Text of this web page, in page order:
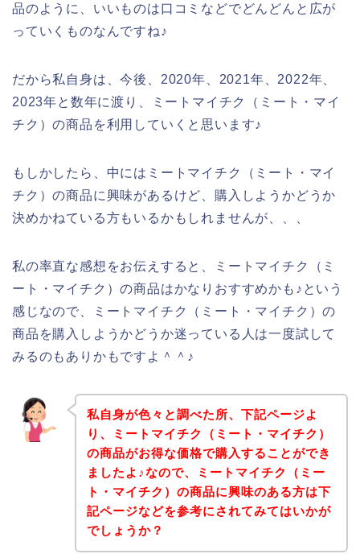
品のように、いいものは口コミなどでどんどんと広が
っていくものなんですね♪
だから私自身は、今後、2020年、2021年、2022年、
2023年と数年に渡り、ミートマイチク（ミート・マイ
チク）の商品を利用していくと思います♪
もしかしたら、中にはミートマイチク（ミート・マイ
チク）の商品に興味があるけど、購入しようかどうか
決めかねている方もいるかもしれませんが、、、
私の率直な感想をお伝えすると、ミートマイチク（ミ
ート・マイチク）の商品はかなりおすすめかも♪という
感じなので、ミートマイチク（ミート・マイチク）の
商品を購入しようかどうか迷っている人は一度試して
みるのもありかもですよ＾＾♪
私自身が色々と調べた所、下記ページよ
り、ミートマイチク（ミート・マイチク）
の商品がお得な価格で購入することができ
ましたよ♪なので、ミートマイチク（ミー
ト・マイチク）の商品に興味のある方は下
記ページなどを参考にされてみてはいかが
でしょうか？